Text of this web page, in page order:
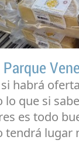
habrá
lo que si
es todo
tendrá lugar